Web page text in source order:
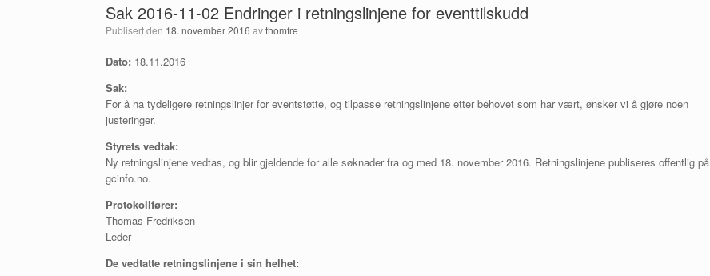
Sak 2016-11-02 Endringer i retningslinjene for eventtilskudd
Publisert den 18. november 2016 avthomfre
Dato: 18.11.2016
Sak:
For å ha tydeligere retningslinjer for eventstøtte, og tilpasse retningslinjene etter behovet som har vært, ønsker vi å gjøre noen
justeringer.
Styrets vedtak:
Ny retningslinjene vedtas, og blir gjeldende for alle søknader fra og med 18. november 2016. Retningslinjene publiseres offentlig på
gcinfo.no.
Protokollfører:
Thomas Fredriksen
Leder
De vedtatte retningslinjene i sin helhet: